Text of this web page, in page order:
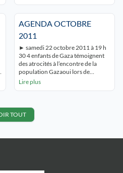
CBSP Lyon, […]
AGENDA OCTOBRE
2011
► samedi 22 octobre 2011 à 19 h
30 4 enfants de Gaza témoignent
des atrocités à l’encontre de la
population Gazaoui lors de
l’agression de janvier 2009 contre
et Mahmoud, respectivement âgés
de 12, 14 et […]
Lire plus
TOUT